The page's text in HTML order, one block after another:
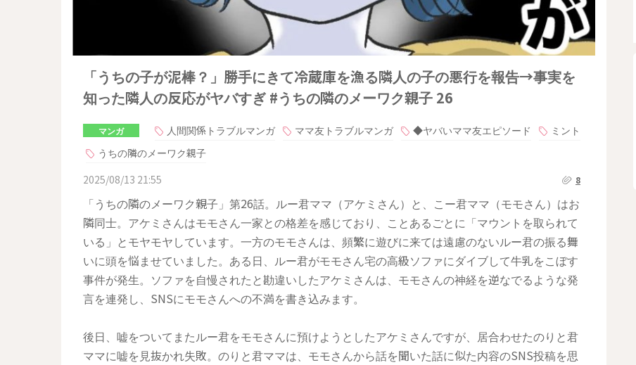
「うちの子が泥棒？」勝手にきて冷蔵庫を漁る隣人の子の悪行を報告→事実を
知った隣人の反応がヤバすぎ #うちの隣のメーワク親子 26
マンガ 人間関係トラブルマンガ ママ友トラブルマンガ ◆ヤバいママ友エピソード
ミント
うちの隣のメーワク親子
2025/08/13 21:55
8
「うちの隣のメーワク親子」第26話。ルー君ママ（アケミさん）と、こー君ママ（モモさん）はお
隣同士。アケミさんはモモさん一家との格差を感じており、ことあるごとに「マウントを取られて
いる」とモヤモヤしています。一方のモモさんは、頻繁に遊びに来ては遠慮のないルー君の振る舞
いに頭を悩ませていました。ある日、ルー君がモモさん宅の高級ソファにダイブして牛乳をこぼす
事件が発生。ソファを自慢されたと勘違いしたアケミさんは、モモさんの神経を逆なでるような発
言を連発し、SNSにモモさんへの不満を書き込みます。
後日、嘘をついてまたルー君をモモさんに預けようとしたアケミさんですが、居合わせたのりと君
ママに嘘を見抜かれ失敗。のりと君ママは、モモさんから話を聞いた話に似た内容のSNS投稿を思